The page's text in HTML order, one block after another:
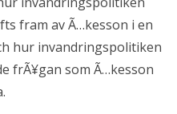
fram av Ã…kesson i en
hur invandringspolitiken
frÃ¥gan som Ã…kesson